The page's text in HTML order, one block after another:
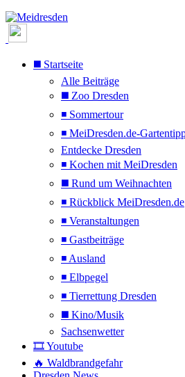
◼️ Startseite
Alle Beiträge
◼️ Zoo Dresden
◾ Sommertour
◾ MeiDresden.de-
Entdecke Dresden
◾ Kochen mit MeiDresden
◼️ Rund um Weihnachten
◾ Rückblick MeiDresden.de
◾ Veranstaltungen
◾ Gastbeiträge
◾ Ausland
◾ Elbpegel
◾ Tierrettung Dresden
◼️ Kino/Musik
Sachsenwetter
🎞️ Youtube
🔥 Waldbrandgefahr